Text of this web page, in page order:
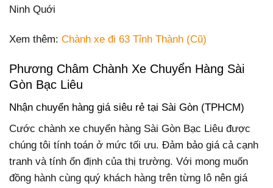
Ninh Quới
Xem thêm: Chành xe đi 63 Tỉnh Thành (Cũ)
Phương Châm Chành Xe Chuyển Hàng Sài
Gòn Bạc Liêu
Nhận chuyển hàng giá siêu rẻ tại Sài Gòn (TPHCM)
Cước chành xe chuyển hàng Sài Gòn Bạc Liêu được
chúng tôi tính toán ở mức tối ưu. Đảm bảo giá cả cạnh
tranh và tính ổn định của thị trường. Với mong muốn
đồng hành cùng quý khách hàng trên từng lô nên giá